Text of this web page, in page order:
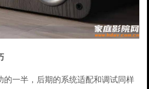
的一半，后期的系统适配和调试同样